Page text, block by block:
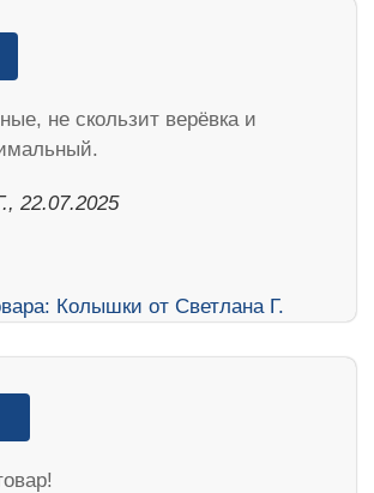
не скользит верёвка и
22.07.2025